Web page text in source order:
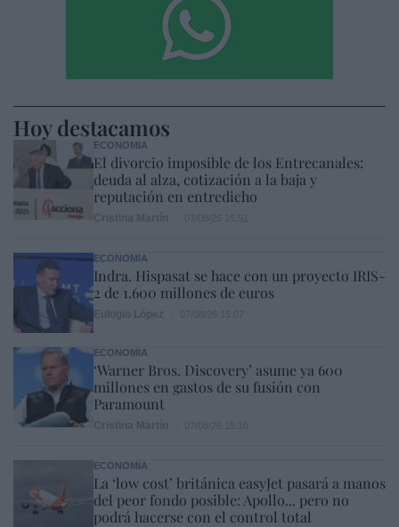
Hoy destacamos
ECONOMÍA
El divorcio imposible de los Entrecanales:
deuda al alza, cotización a la baja y
reputación en entredicho
ECONOMÍA
Indra. Hispasat se hace con un proyecto IRIS-
2 de 1.600 millones de euros
ECONOMÍA
‘Warner Bros. Discovery’ asume ya 600
millones en gastos de su fusión con
Paramount
ECONOMÍA
La ‘low cost’ británica easyJet pasará a manos
del peor fondo posible: Apollo... pero no
podrá hacerse con el control total